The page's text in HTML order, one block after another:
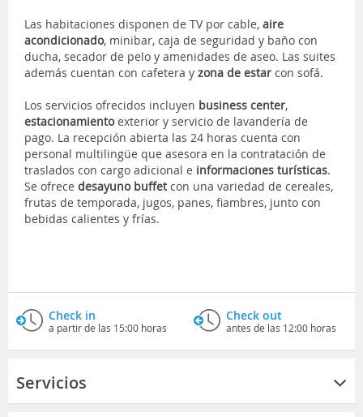
Las habitaciones disponen de TV por cable, aire
acondicionado, minibar, caja de seguridad y baño con
ducha, secador de pelo y amenidades de aseo. Las suites
además cuentan con cafetera y zona de estar con sofá.
Los servicios ofrecidos incluyen business center,
estacionamientoexterior y servicio de lavandería de
pago. La recepción abierta las 24 horas cuenta con
personal multilingüe que asesora en la contratación de
traslados con cargo adicional e informaciones turísticas.
Se ofrece desayuno buffetcon una variedad de cereales,
frutas de temporada, jugos, panes, fiambres, junto con
bebidas calientes y frías.
Check in
a partir de las 15:00 horas
Check out
antes de las 12:00 horas
Servicios